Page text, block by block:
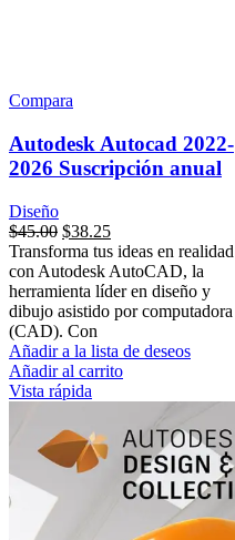
Compara
Autodesk Autocad 2022-
2026 Suscripción anual
Diseño
$45.00 $38.25
Transforma tus ideas en realidad
con Autodesk AutoCAD, la
herramienta líder en diseño y
dibujo asistido por computadora
(CAD). Con
Añadir a la lista de deseos
Añadir al carrito
Vista rápida